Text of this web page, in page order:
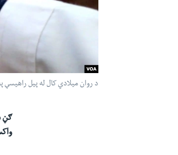
د روان میلادي کال له پیل راهیسې په
ګڼ